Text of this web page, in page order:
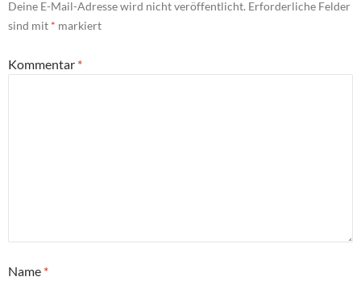
Deine E-Mail-Adresse wird nicht veröffentlicht. Erforderliche Felder
sind mit * markiert
Kommentar *
Name *